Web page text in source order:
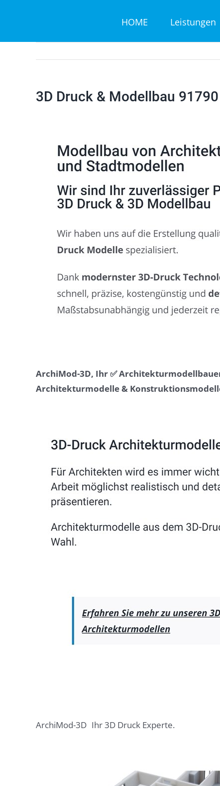
HOME Leistungen
3D Druck & Modellbau
ArchiMod-3D, Ihr ✅
Architekturmodelle &
ArchiMod-3D Ihr 3D Druck Experte.